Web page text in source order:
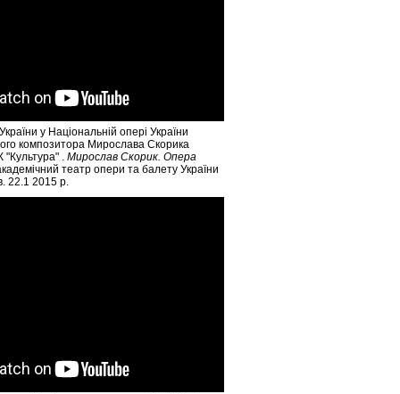
у Національній опері України
композитора Мирослава Скорика
. Мирослав Скорик. Опера
театр опери та балету України
22.1 2015 р.